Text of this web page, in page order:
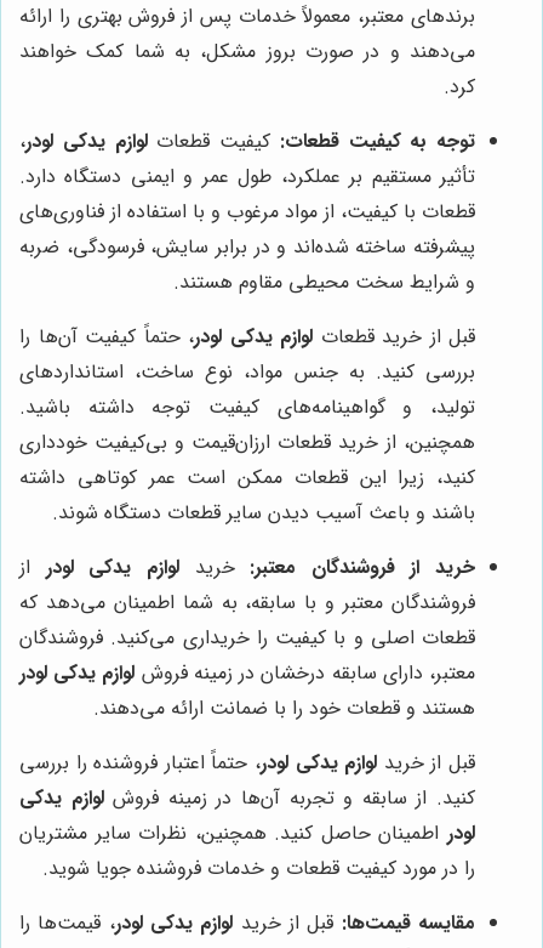
برندهای معتبر، معمولاً خدمات پس از فروش بهتری را ارائه
می‌دهند و در صورت بروز مشکل، به شما کمک خواهند
کرد.
توجه به کیفیت قطعات: کیفیت قطعاتلوازم یدکی لودر،
تأثیر مستقیم بر عملکرد، طول عمر و ایمنی دستگاه دارد.
قطعات با کیفیت، از مواد مرغوب و با استفاده از فناوری‌های
پیشرفته ساخته شده‌اند و در برابر سایش، فرسودگی، ضربه
و شرایط سخت محیطی مقاوم هستند.
قبل از خرید قطعات لوازم یدکی لودر، حتماً کیفیت آن‌ها را
بررسی کنید. به جنس مواد، نوع ساخت، استانداردهای
تولید، و گواهینامه‌های کیفیت توجه داشته باشید.
همچنین، از خرید قطعات ارزان‌قیمت و بی‌کیفیت خودداری
کنید، زیرا این قطعات ممکن است عمر کوتاهی داشته
باشند و باعث آسیب دیدن سایر قطعات دستگاه شوند.
خرید از فروشندگان معتبر: خریدلوازم یدکی لودر از
فروشندگان معتبر و با سابقه، به شما اطمینان می‌دهد که
قطعات اصلی و با کیفیت را خریداری می‌کنید. فروشندگان
معتبر، دارای سابقه درخشان در زمینه فروش لوازم یدکی لودر
هستند و قطعات خود را با ضمانت ارائه می‌دهند.
قبل از خرید لوازم یدکی لودر، حتماً اعتبار فروشنده را بررسی
کنید. از سابقه و تجربه آن‌ها در زمینه فروشلوازم یدکی
لودر اطمینان حاصل کنید. همچنین، نظرات سایر مشتریان
را در مورد کیفیت قطعات و خدمات فروشنده جویا شوید.
مقایسه قیمت‌ها: قبل از خرید لوازم یدکی لودر، قیمت‌ها را